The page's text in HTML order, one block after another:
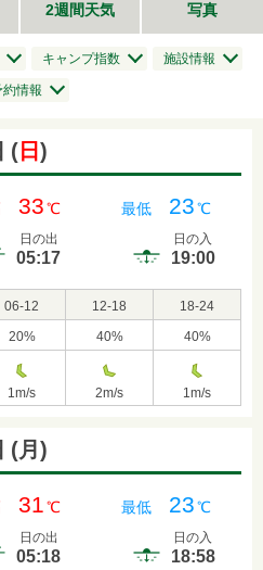
2週間天気 写真
キャンプ指数 施設情報
約情報
( 日 )
33℃ 最低 23℃
日の出
05:17
日の入
19:00
06-12 12-18
18-24
20% 40% 40%
1m/s 2m/s 1m/s
(月 )
31℃ 最低 23℃
日の出
05:18
日の入
18:58